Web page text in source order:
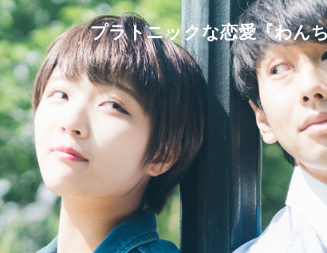
プラトニックな恋愛『わんち